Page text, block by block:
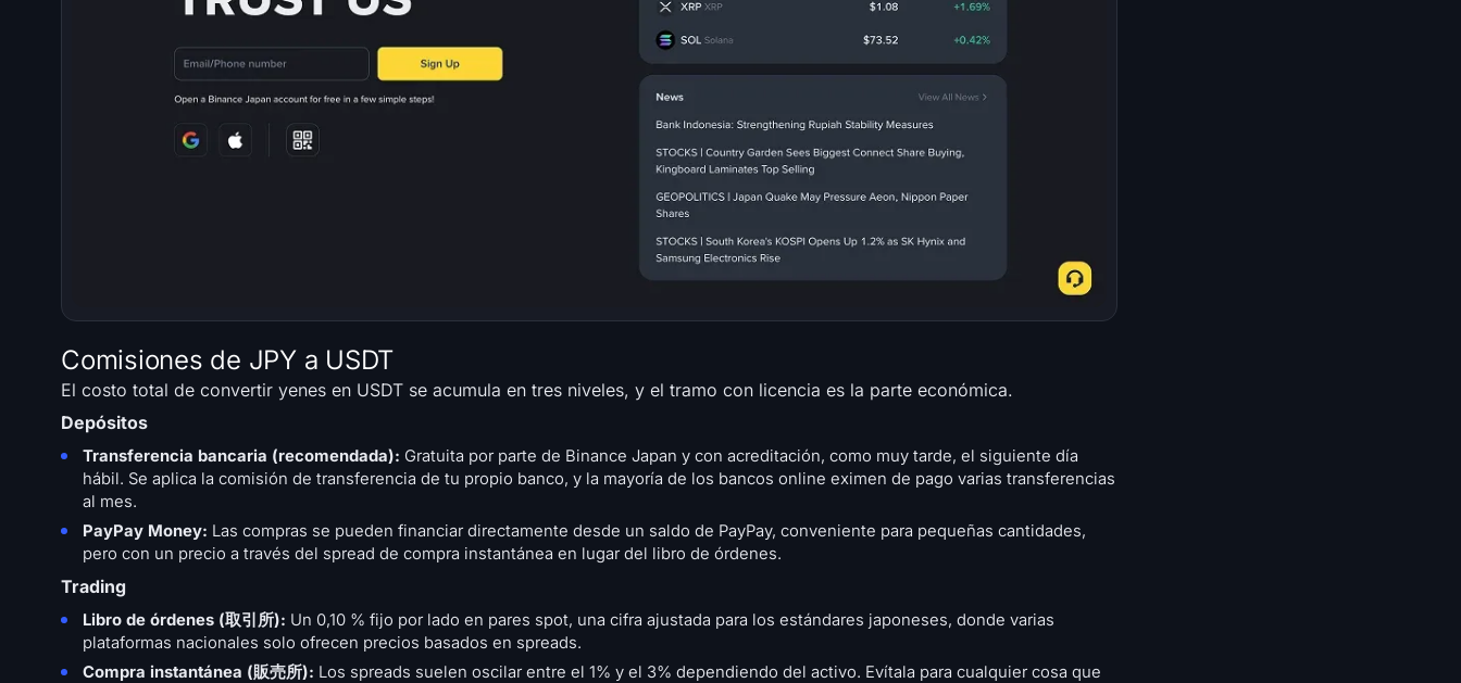
Comisiones de JPY a USDT
El costo total de convertir yenes en USDT se acumula en tres niveles, y el tramo con licencia es la parte económica.
Depósitos
Transferencia bancaria (recomendada): Gratuita por parte de Binance Japan y con acreditación, como muy tarde, el siguiente día
hábil. Se aplica la comisión de transferencia de tu propio banco, y la mayoría de los bancos online eximen de pago varias transferencias
al mes.
PayPay Money: Las compras se pueden financiar directamente desde un saldo de PayPay, conveniente para pequeñas cantidades,
pero con un precio a través del spread de compra instantánea en lugar del libro de órdenes.
Trading
Libro de órdenes (取引所): Un 0,10 % fijo por lado en pares spot, una cifra ajustada para los estándares japoneses, donde varias
plataformas nacionales solo ofrecen precios basados en spreads.
Compra instantánea (販売所): Los spreads suelen oscilar entre el 1% y el 3% dependiendo del activo. Evítala para cualquier cosa que